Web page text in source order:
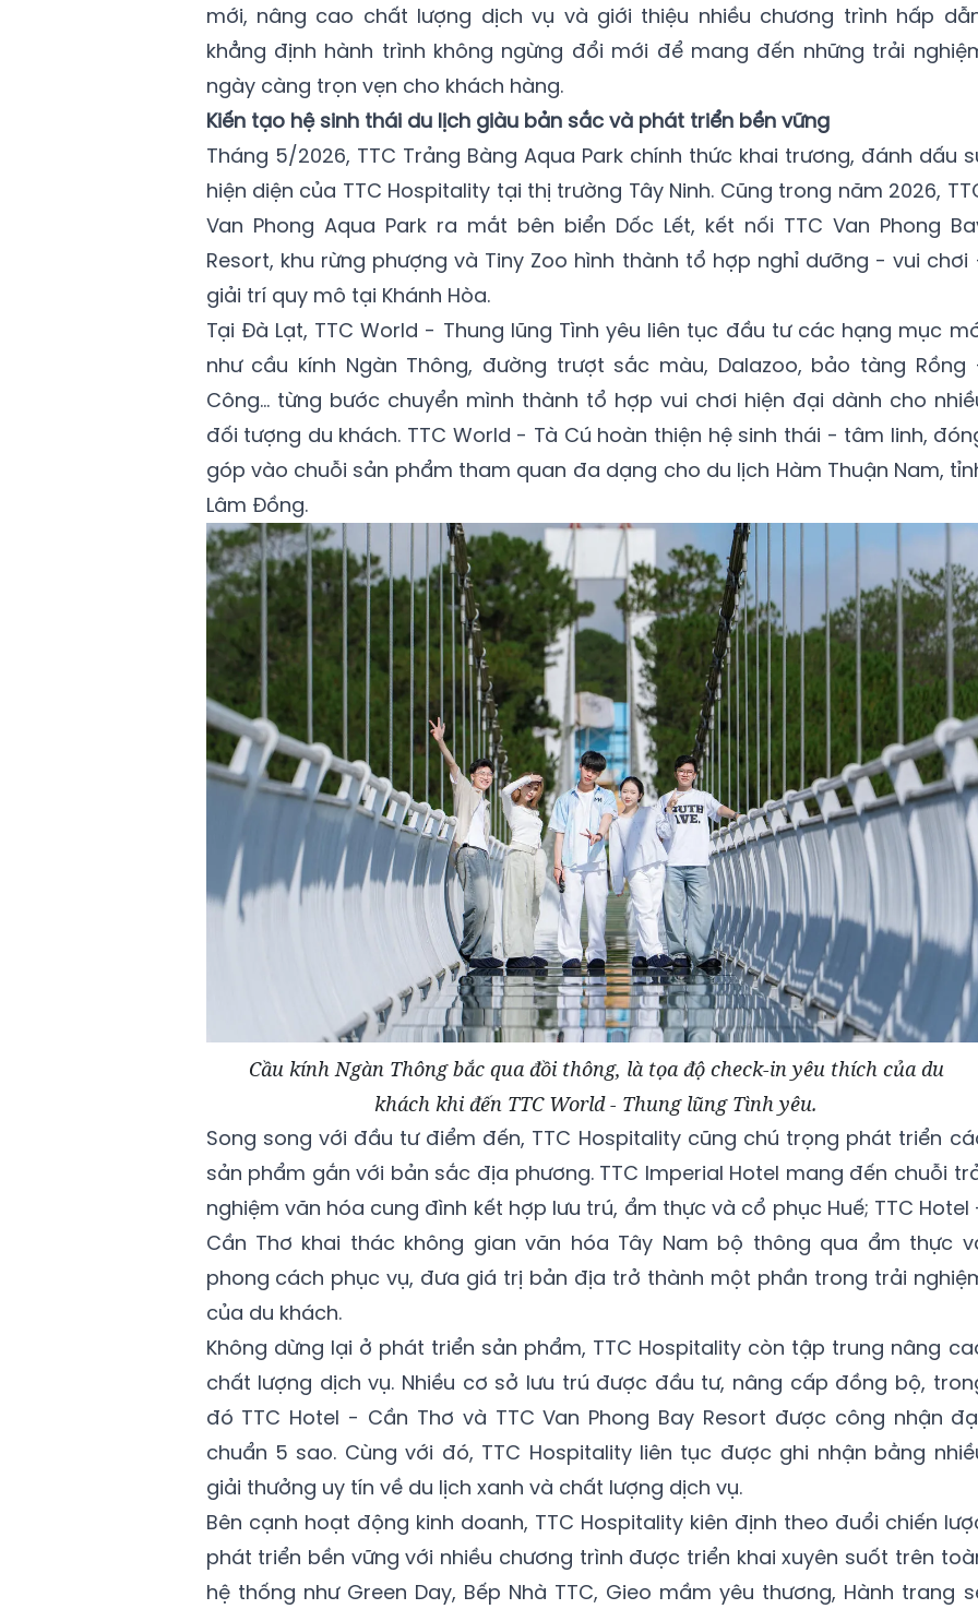
mới, nâng cao chất lượng dịch vụ và giới thiệu nhiều chương trình hấp
khẳng định hành trình không ngừng đổi mới để mang đến những trải
ngày càng trọn vẹn cho khách hàng.
Kiến tạo hệ sinh thái du lịch giàu bản sắc và phát triển bền vững
Tháng 5/2026, TTC Trảng Bàng Aqua Park chính thức khai trương, đánh dấu
hiện diện của TTC Hospitality tại thị trường Tây Ninh. Cũng trong năm 2026,
Van Phong Aqua Park ra mắt bên biển Dốc Lết, kết nối TTC Van Phong
Resort, khu rừng phượng và Tiny Zoo hình thành tổ hợp nghỉ dưỡng - vui chơi
giải trí quy mô tại Khánh Hòa.
Tại Đà Lạt, TTC World - Thung lũng Tình yêu liên tục đầu tư các hạng mục
như cầu kính Ngàn Thông, đường trượt sắc màu, Dalazoo, bảo tàng Rồng
Công... từng bước chuyển mình thành tổ hợp vui chơi hiện đại dành cho
đối tượng du khách. TTC World - Tà Cú hoàn thiện hệ sinh thái - tâm linh,
góp vào chuỗi sản phẩm tham quan đa dạng cho du lịch Hàm Thuận Nam,
Lâm Đồng.
Cầu kính Ngàn Thông bắc qua đồi thông, là tọa độ check-in yêu thích của du
khách khi đến TTC World - Thung lũng Tình yêu.
Song song với đầu tư điểm đến, TTC Hospitality cũng chú trọng phát triển
sản phẩm gắn với bản sắc địa phương. TTC Imperial Hotel mang đến chuỗi
nghiệm văn hóa cung đình kết hợp lưu trú, ẩm thực và cổ phục Huế; TTC Hotel
Cần Thơ khai thác không gian văn hóa Tây Nam bộ thông qua ẩm thực
phong cách phục vụ, đưa giá trị bản địa trở thành một phần trong trải
của du khách.
Không dừng lại ở phát triển sản phẩm, TTC Hospitality còn tập trung nâng
chất lượng dịch vụ. Nhiều cơ sở lưu trú được đầu tư, nâng cấp đồng bộ,
đó TTC Hotel - Cần Thơ và TTC Van Phong Bay Resort được công nhận
chuẩn 5 sao. Cùng với đó, TTC Hospitality liên tục được ghi nhận bằng
giải thưởng uy tín về du lịch xanh và chất lượng dịch vụ.
Bên cạnh hoạt động kinh doanh, TTC Hospitality kiên định theo đuổi chiến
phát triển bền vững với nhiều chương trình được triển khai xuyên suốt trên
hệ thống như Green Day, Bếp Nhà TTC, Gieo mầm yêu thương, Hành trang